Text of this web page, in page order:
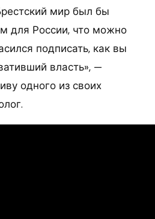
мир был бы
для России, что можно
подписать, как вы
власть», —
одного из своих